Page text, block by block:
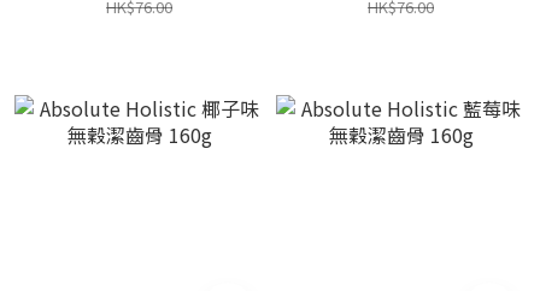
HK$76.00 HK$76.00